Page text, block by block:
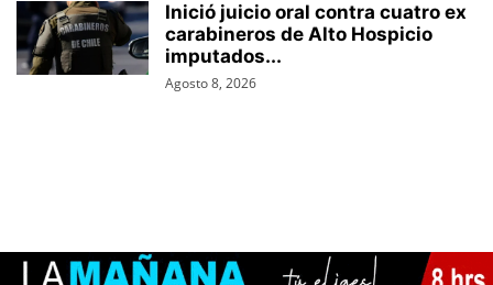
Inició juicio oral contra cuatro ex
carabineros de Alto Hospicio
imputados...
Agosto 8, 2026